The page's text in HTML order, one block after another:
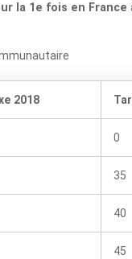
la 1e fois en France
2018
0
35
40
45